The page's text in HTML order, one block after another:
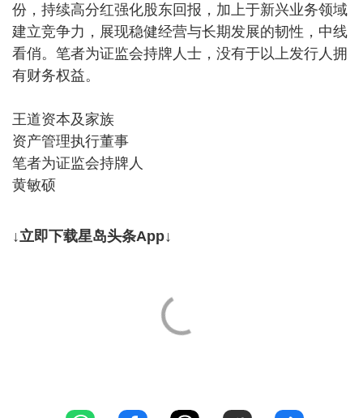
份，持续高分红强化股东回报，加上于新兴业务领域
建立竞争力，展现稳健经营与长期发展的韧性，中线
看俏。笔者为证监会持牌人士，没有于以上发行人拥
有财务权益。
王道资本及家族
资产管理执行董事
笔者为证监会持牌人
黄敏硕
↓立即下载星岛头条App↓